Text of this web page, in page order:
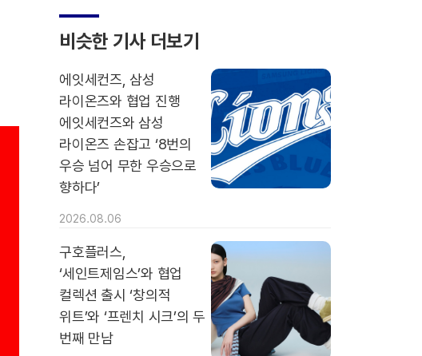
비슷한 기사 더보기
에잇세컨즈, 삼성
라이온즈와 협업 진행
에잇세컨즈와 삼성
라이온즈 손잡고 ‘8번의
우승 넘어 무한 우승으로
향하다’
2026.08.06
구호플러스,
‘세인트제임스’와 협업
컬렉션 출시 ‘창의적
위트’와 ‘프렌치 시크’의 두
번째 만남